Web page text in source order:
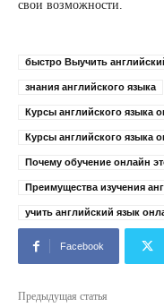
свои возможности.
быстро Выучить
знания английского языка
Курсы английского языка
Курсы английского языка
Почему обучение онлайн
Преимущества изучения
учить английский язык
Facebook
Предыдущая статья